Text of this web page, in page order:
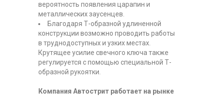
вероятность появления царапин и
металлических заусенцев.
Благодаря Т-образной удлиненной
конструкции возможно проводить работы
в труднодоступных и узких местах.
Крутящее усилие свечного ключа также
регулируется с помощью специальной Т-
образной рукоятки.
Компания Автострит работает на рынке